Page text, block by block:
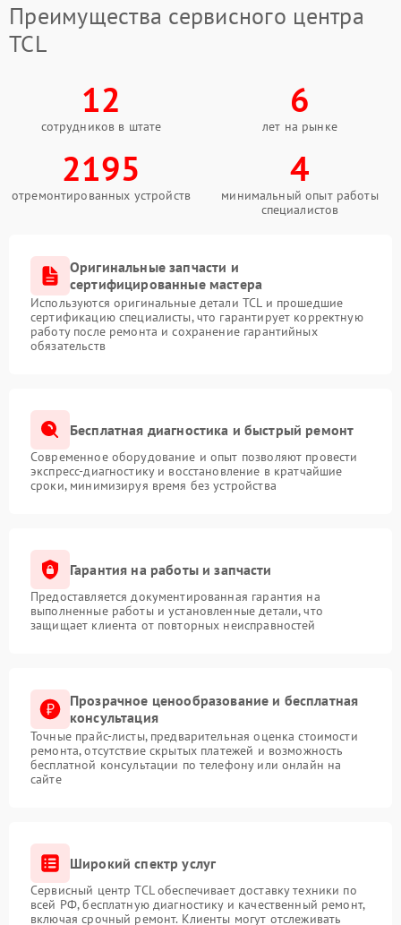
Преимущества сервисного центра
TCL
12
сотрудников в штате
6
лет на рынке
2195
отремонтированных устройств
4
минимальный опыт работы
специалистов
Оригинальные запчасти и
сертифицированные мастера
Используются оригинальные детали TCL и прошедшие
сертификацию специалисты, что гарантирует корректную
работу после ремонта и сохранение гарантийных
обязательств
Бесплатная диагностика и быстрый ремонт
Современное оборудование и опыт позволяют провести
экспресс-диагностику и восстановление в кратчайшие
сроки, минимизируя время без устройства
Гарантия на работы и запчасти
Предоставляется документированная гарантия на
выполненные работы и установленные детали, что
защищает клиента от повторных неисправностей
Прозрачное ценообразование и бесплатная
консультация
Точные прайс-листы, предварительная оценка стоимости
ремонта, отсутствие скрытых платежей и возможность
бесплатной консультации по телефону или онлайн на
сайте
Широкий спектр услуг
Сервисный центр TCL обеспечивает доставку техники по
всей РФ, бесплатную диагностику и качественный ремонт,
включая срочный ремонт. Клиенты могут отслеживать